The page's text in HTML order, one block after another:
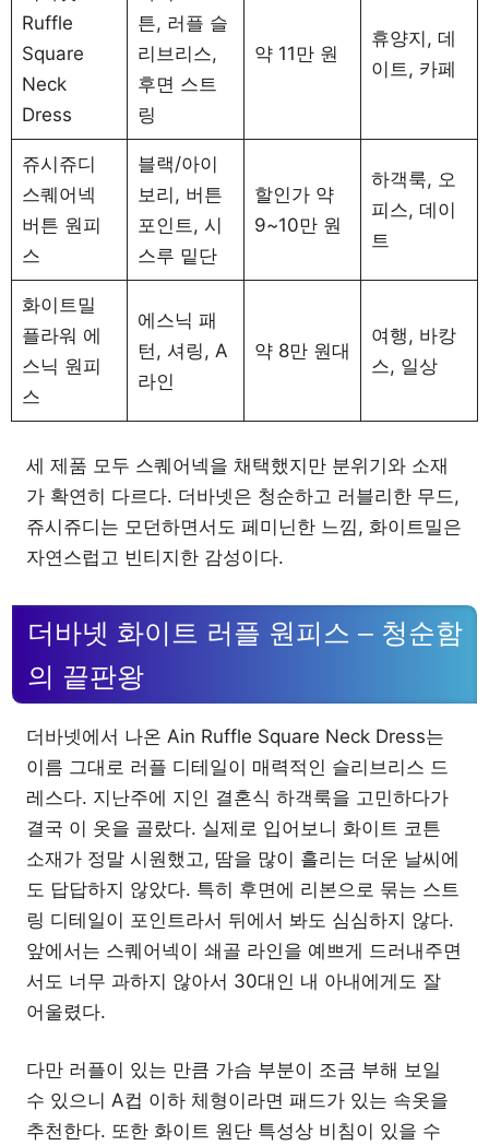
Ruffle
Square
Neck
Dress
튼, 러플 슬
리브리스,
후면 스트
링
약 11만 원
휴양지, 데
이트, 카페
쥬시쥬디
스퀘어넥
버튼 원피
스
블랙/아이
보리, 버튼
포인트, 시
스루 밑단
할인가 약
9~10만 원
하객룩, 오
피스, 데이
트
화이트밀
플라워 에
스닉 원피
스
에스닉 패
턴, 셔링, A
라인
약 8만 원대
여행, 바캉
스, 일상
세 제품 모두 스퀘어넥을 채택했지만 분위기와 소재
가 확연히 다르다. 더바넷은 청순하고 러블리한 무드,
쥬시쥬디는 모던하면서도 페미닌한 느낌, 화이트밀은
자연스럽고 빈티지한 감성이다.
더바넷 화이트 러플 원피스 – 청순함
의 끝판왕
더바넷에서 나온 Ain Ruffle Square Neck Dress는
이름 그대로 러플 디테일이 매력적인 슬리브리스 드
레스다. 지난주에 지인 결혼식 하객룩을 고민하다가
결국 이 옷을 골랐다. 실제로 입어보니 화이트 코튼
소재가 정말 시원했고, 땀을 많이 흘리는 더운 날씨에
도 답답하지 않았다. 특히 후면에 리본으로 묶는 스트
링 디테일이 포인트라서 뒤에서 봐도 심심하지 않다.
앞에서는 스퀘어넥이 쇄골 라인을 예쁘게 드러내주면
서도 너무 과하지 않아서 30대인 내 아내에게도 잘
어울렸다.
다만 러플이 있는 만큼 가슴 부분이 조금 부해 보일
수 있으니 A컵 이하 체형이라면 패드가 있는 속옷을
추천한다. 또한 화이트 원단 특성상 비침이 있을 수